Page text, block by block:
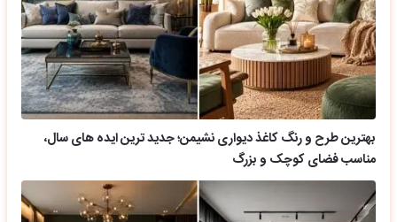
بهترین طرح و رنگ کاغذ دیواری نشیمن؛ جدید ترین ایده های سال،
مناسب فضای کوچک و بزرگ